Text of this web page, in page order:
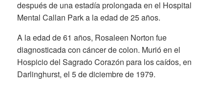
después de una estadía prolongada en el Hospital
Mental Callan Park a la edad de 25 años.
A la edad de 61 años, Rosaleen Norton fue
diagnosticada con cáncer de colon. Murió en el
Hospicio del Sagrado Corazón para los caídos, en
Darlinghurst, el 5 de diciembre de 1979.